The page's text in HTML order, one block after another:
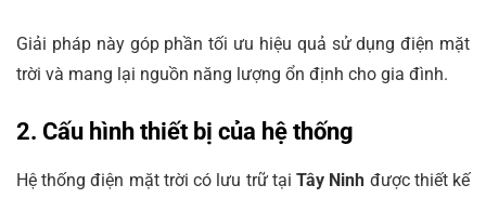
Giải pháp này góp phần tối ưu hiệu quả sử dụng điện mặt
trời và mang lại nguồn năng lượng ổn định cho gia đình.
2. Cấu hình thiết bị của hệ thống
Hệ thống điện mặt trời có lưu trữ tạiTây Ninh được thiết kế